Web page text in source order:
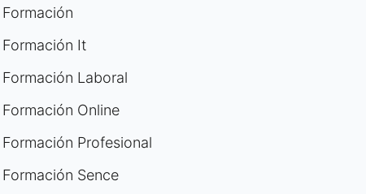
Formación
Formación It
Formación Laboral
Formación Online
Formación Profesional
Formación Sence